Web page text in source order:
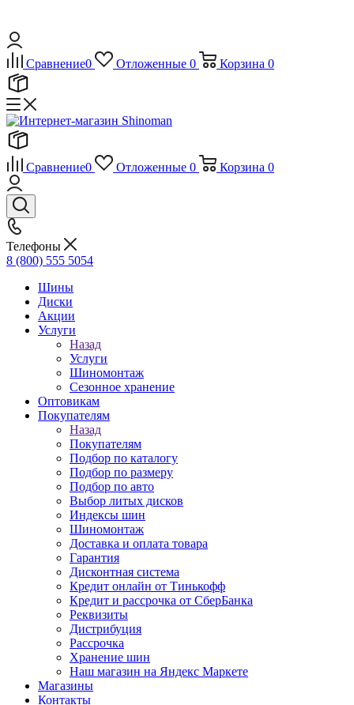
Сравнение0 Отложенные 0 Корзина 0
Сравнение0 Отложенные 0 Корзина 0
Телефоны
8 (800) 555 5054
Шины
Диски
Акции
Услуги
Назад
Услуги
Шиномонтаж
Сезонное хранение
Оптовикам
Покупателям
Назад
Покупателям
Подбор по каталогу
Подбор по размеру
Подбор по авто
Выбор литых дисков
Индексы шин
Шиномонтаж
Доставка и оплата товара
Гарантия
Дисконтная система
Кредит онлайн от Тинькофф
Кредит и рассрочка от СберБанка
Реквизиты
Дистрибуция
Рассрочка
Хранение шин
Наш магазин на Яндекс Маркете
Магазины
Контакты